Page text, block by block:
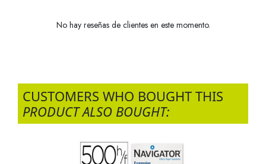
No hay reseñas de clientes en este momento.
CUSTOMERS WHO BOUGHT THIS
PRODUCT ALSO BOUGHT: